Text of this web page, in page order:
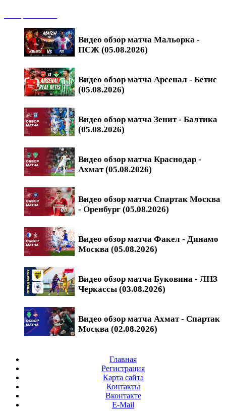
Видео обзор матча Мальорка -
ПСЖ (05.08.2026)
Видео обзор матча Арсенал - Бетис
(05.08.2026)
Видео обзор матча Зенит - Балтика
(05.08.2026)
Видео обзор матча Краснодар -
Ахмат (05.08.2026)
Видео обзор матча Спартак Москва
- Оренбург (05.08.2026)
Видео обзор матча Факел - Динамо
Москва (05.08.2026)
Видео обзор матча Буковина - ЛНЗ
Черкассы (03.08.2026)
Видео обзор матча Ахмат - Спартак
Москва (02.08.2026)
Главная
Регистрация
Карта сайта
Контакты
Вконтакте
E-Mail